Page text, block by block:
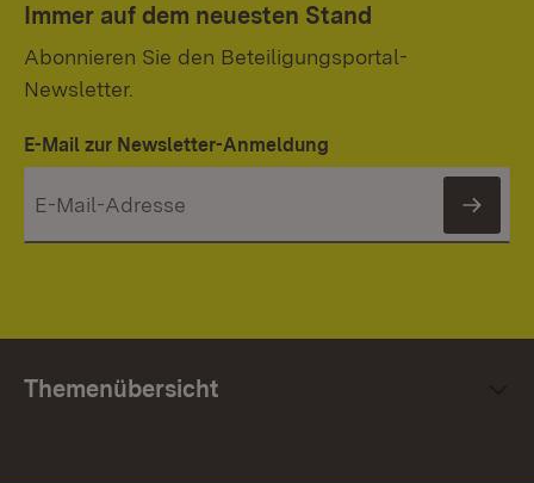
Immer auf dem neuesten Stand
Abonnieren Sie den Beteiligungsportal-
Newsletter.
E-Mail zur Newsletter-Anmeldung
Themenübersicht